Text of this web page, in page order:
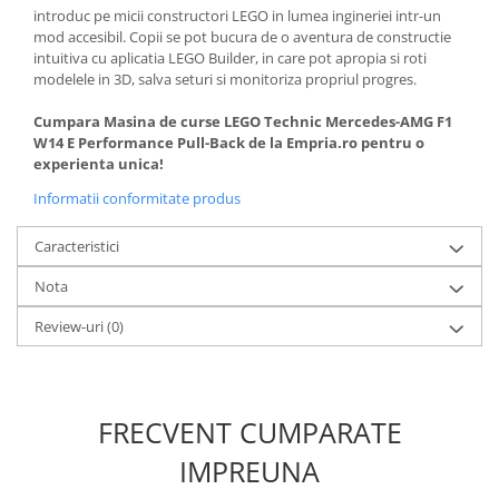
introduc pe micii constructori LEGO in lumea ingineriei intr-un
mod accesibil. Copii se pot bucura de o aventura de constructie
intuitiva cu aplicatia LEGO Builder, in care pot apropia si roti
modelele in 3D, salva seturi si monitoriza propriul progres.
Cumpara Masina de curse LEGO Technic Mercedes-AMG F1
W14 E Performance Pull-Back de la Empria.ro pentru o
experienta unica!
Informatii conformitate produs
Caracteristici
Nota
Review-uri(0)
FRECVENT CUMPARATE
IMPREUNA